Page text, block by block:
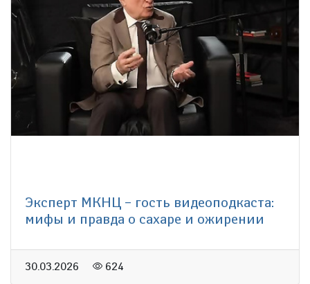
Эксперт МКНЦ – гость видеоподкаста:
мифы и правда о сахаре и ожирении
30.03.2026 624